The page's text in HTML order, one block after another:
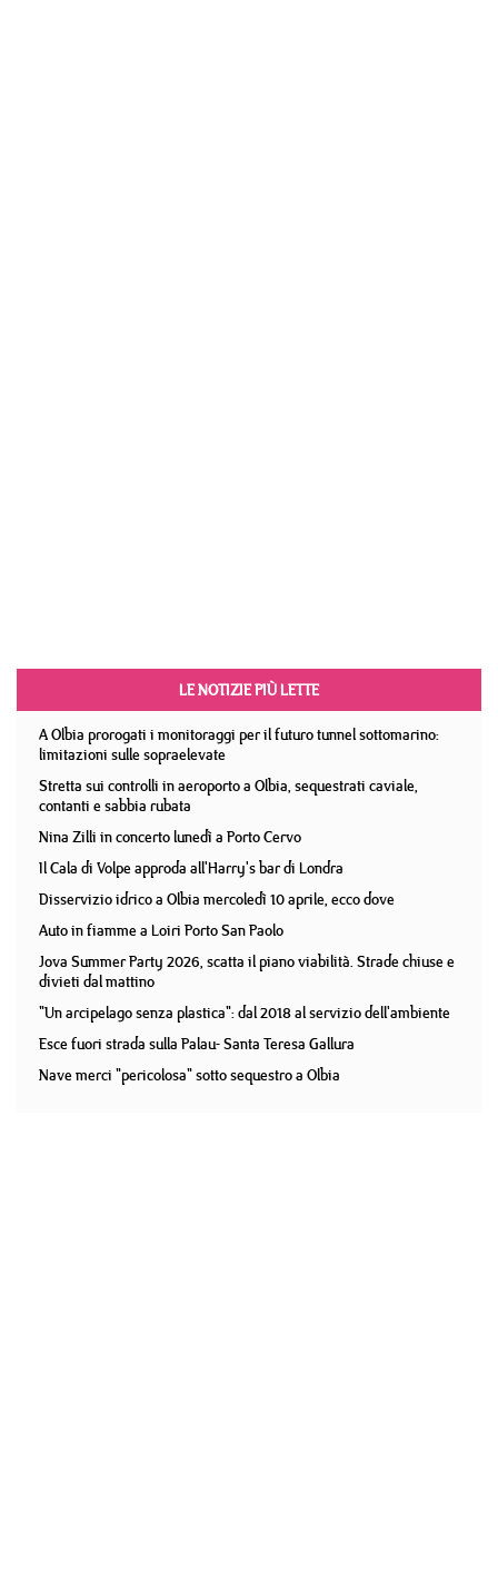
LE NOTIZIE PIÙ LETTE
A Olbia prorogati i monitoraggi per il futuro tunnel sottomarino:
limitazioni sulle sopraelevate
Stretta sui controlli in aeroporto a Olbia, sequestrati caviale,
contanti e sabbia rubata
Nina Zilli in concerto lunedì a Porto Cervo
Il Cala di Volpe approda all'Harry's bar di Londra
Disservizio idrico a Olbia mercoledì 10 aprile, ecco dove
Auto in fiamme a Loiri Porto San Paolo
Jova Summer Party 2026, scatta il piano viabilità. Strade chiuse e
divieti dal mattino
"Un arcipelago senza plastica": dal 2018 al servizio dell'ambiente
Esce fuori strada sulla Palau- Santa Teresa Gallura
Nave merci "pericolosa" sotto sequestro a Olbia